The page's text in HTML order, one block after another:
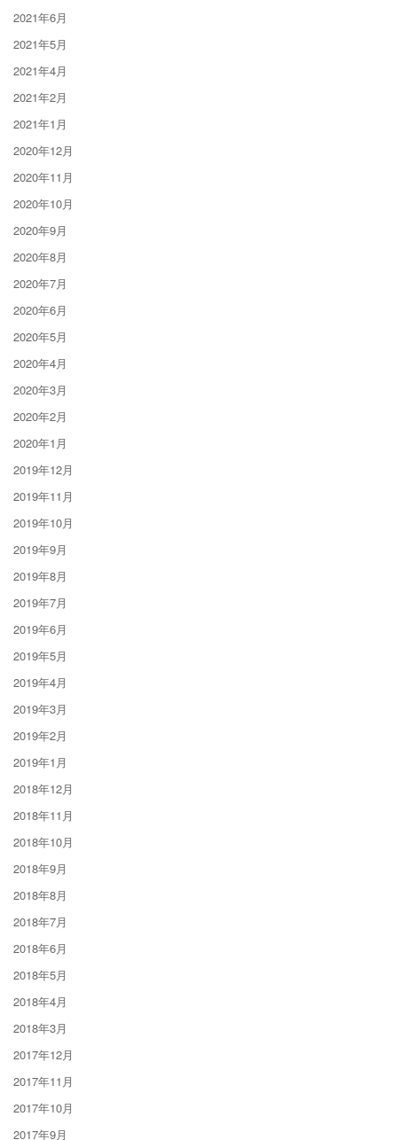
2021年6月
2021年5月
2021年4月
2021年2月
2021年1月
2020年12月
2020年11月
2020年10月
2020年9月
2020年8月
2020年7月
2020年6月
2020年5月
2020年4月
2020年3月
2020年2月
2020年1月
2019年12月
2019年11月
2019年10月
2019年9月
2019年8月
2019年7月
2019年6月
2019年5月
2019年4月
2019年3月
2019年2月
2019年1月
2018年12月
2018年11月
2018年10月
2018年9月
2018年8月
2018年7月
2018年6月
2018年5月
2018年4月
2018年3月
2017年12月
2017年11月
2017年10月
2017年9月